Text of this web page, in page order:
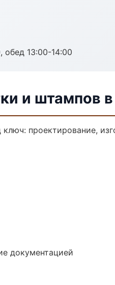
обед 13:00-14:00
и штампов
проектирование,
документацией